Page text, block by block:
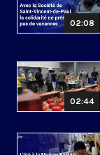
02:08
02:44